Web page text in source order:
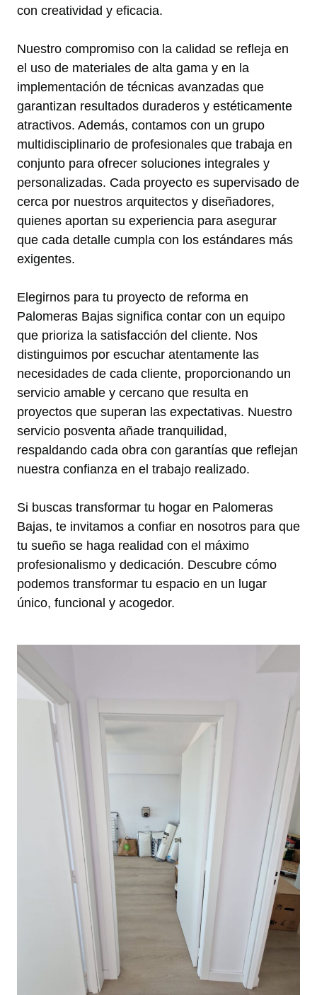
con creatividad y eficacia.
Nuestro compromiso con la calidad se refleja en
el uso de materiales de alta gama y en la
implementación de técnicas avanzadas que
garantizan resultados duraderos y estéticamente
atractivos. Además, contamos con un grupo
multidisciplinario de profesionales que trabaja en
conjunto para ofrecer soluciones integrales y
personalizadas. Cada proyecto es supervisado de
cerca por nuestros arquitectos y diseñadores,
quienes aportan su experiencia para asegurar
que cada detalle cumpla con los estándares más
exigentes.
Elegirnos para tu proyecto de reforma en
Palomeras Bajas significa contar con un equipo
que prioriza la satisfacción del cliente. Nos
distinguimos por escuchar atentamente las
necesidades de cada cliente, proporcionando un
servicio amable y cercano que resulta en
proyectos que superan las expectativas. Nuestro
servicio posventa añade tranquilidad,
respaldando cada obra con garantías que reflejan
nuestra confianza en el trabajo realizado.
Si buscas transformar tu hogar en Palomeras
Bajas, te invitamos a confiar en nosotros para que
tu sueño se haga realidad con el máximo
profesionalismo y dedicación. Descubre cómo
podemos transformar tu espacio en un lugar
único, funcional y acogedor.